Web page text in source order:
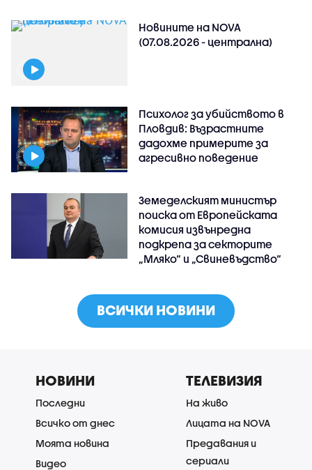
Новините на NOVA
(07.08.2026 - централна)
Психолог за убийството в
Пловдив: Възрастните
дадохме примерите за
агресивно поведение
Земеделският министър
поиска от Европейската
комисия извънредна
подкрепа за секторите
„Мляко“ и „Свиневъдство“
ВСИЧКИ НОВИНИ
НОВИНИ
Последни
Всичко от днес
Моята новина
Видео
ТЕЛЕВИЗИЯ
На живо
Лицата на NOVA
Предавания и
сериали